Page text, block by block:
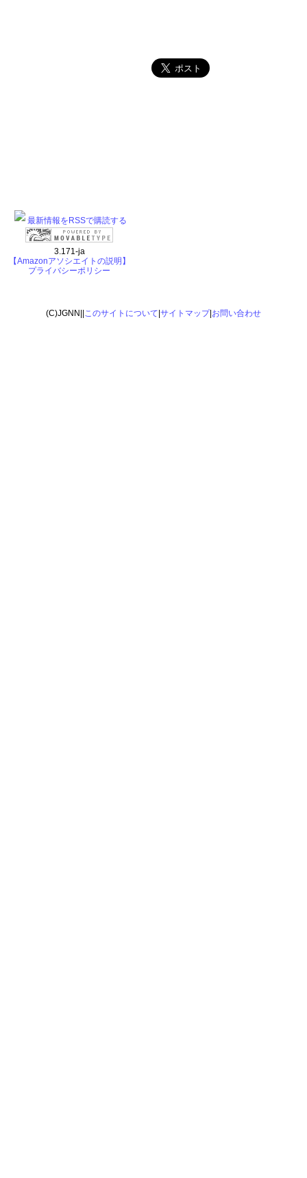
最新情報をRSSで購読する
3.171-ja
【Amazonアソシエイトの説明】
プライバシーポリシー
(C)JGNN|| このサイトについて サイトマップ| お問い合わせ